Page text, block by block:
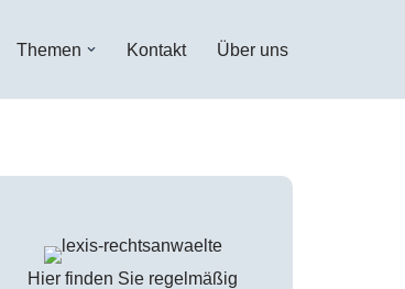
Themen Kontakt Über uns
Hier finden Sie regelmäßig